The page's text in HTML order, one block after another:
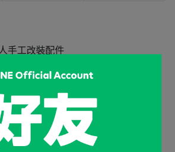
手工改裝配件
手燈
緻感大提升。
手拉開拆下，再將黃銅把手插入即完